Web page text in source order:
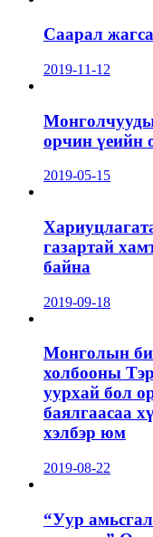
Саарал
2019-11-12
орчин үеийн
2019-05-15
газартай
байна
2019-09-18
Монголын
холбооны
уурхай бол
баялгаасаа
хэлбэр юм
2019-08-22
“Уур